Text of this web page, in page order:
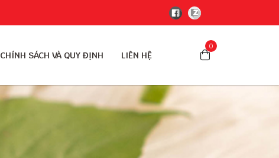
CHÍNH SÁCH VÀ QUY ĐỊNH LIÊN HỆ
0